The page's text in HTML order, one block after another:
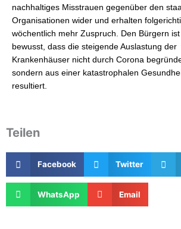
nachhaltiges Misstrauen gegenüber den
Organisationen wider und erhalten
wöchentlich mehr Zuspruch. Den Bürgern ist
bewusst, dass die steigende Auslastung der
Krankenhäuser nicht durch Corona
sondern aus einer katastrophalen
resultiert.
Teilen
Facebook Twitter
WhatsApp Email